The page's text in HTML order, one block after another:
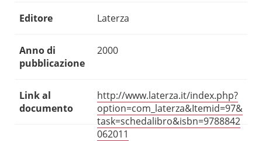
Editore Laterza
Anno di
pubblicazione
2000
Link al
documento
http://www.laterza.it/index.php?
option=com_laterza&Itemid=97&
task=schedalibro&isbn=9788842
062011